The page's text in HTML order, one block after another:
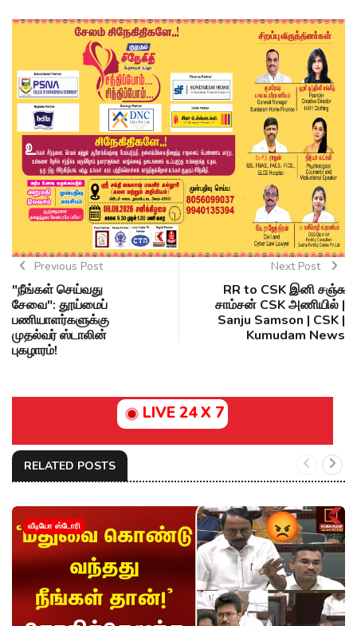
Previous Post
"நீங்கள் செய்வது
சேவை": தூய்மைப்
பணியாளர்களுக்கு
முதல்வர் ஸ்டாலின்
புகழாரம்!
Next Post
RR to CSK இனி சஞ்சு
சாம்சன் CSK அணியில் |
Sanju Samson | CSK |
Kumudam News
LIVE 24 X 7
RELATED POSTS
வீடியோ ஸ்டோரி